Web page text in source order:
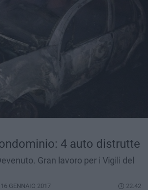
4 auto distrutte
Gran lavoro per i Vigili del
GENNAIO 2017 22.42